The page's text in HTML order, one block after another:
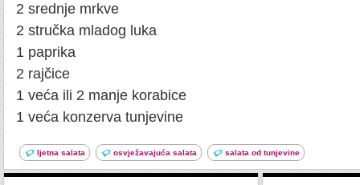
2 srednje mrkve
2 stručka mladog luka
1 paprika
2 rajčice
1 veća ili 2 manje korabice
1 veća konzerva tunjevine
ljetna salata osvježavajuća salata salata od tunjevine